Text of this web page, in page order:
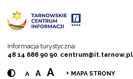
Informacja turystyczna:
48 14 688 90 90 centrum@it.tarnow.pl
A A A MAPA STRONY